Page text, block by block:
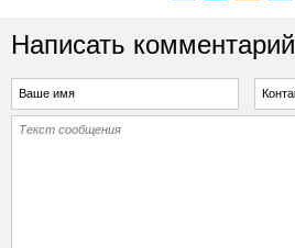
Написать комментарий